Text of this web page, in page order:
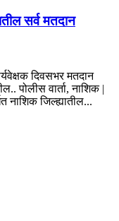
सर्व मतदान
दिवसभर मतदान
पोलीस वार्ता, नाशिक |
नाशिक जिल्ह्यातील...